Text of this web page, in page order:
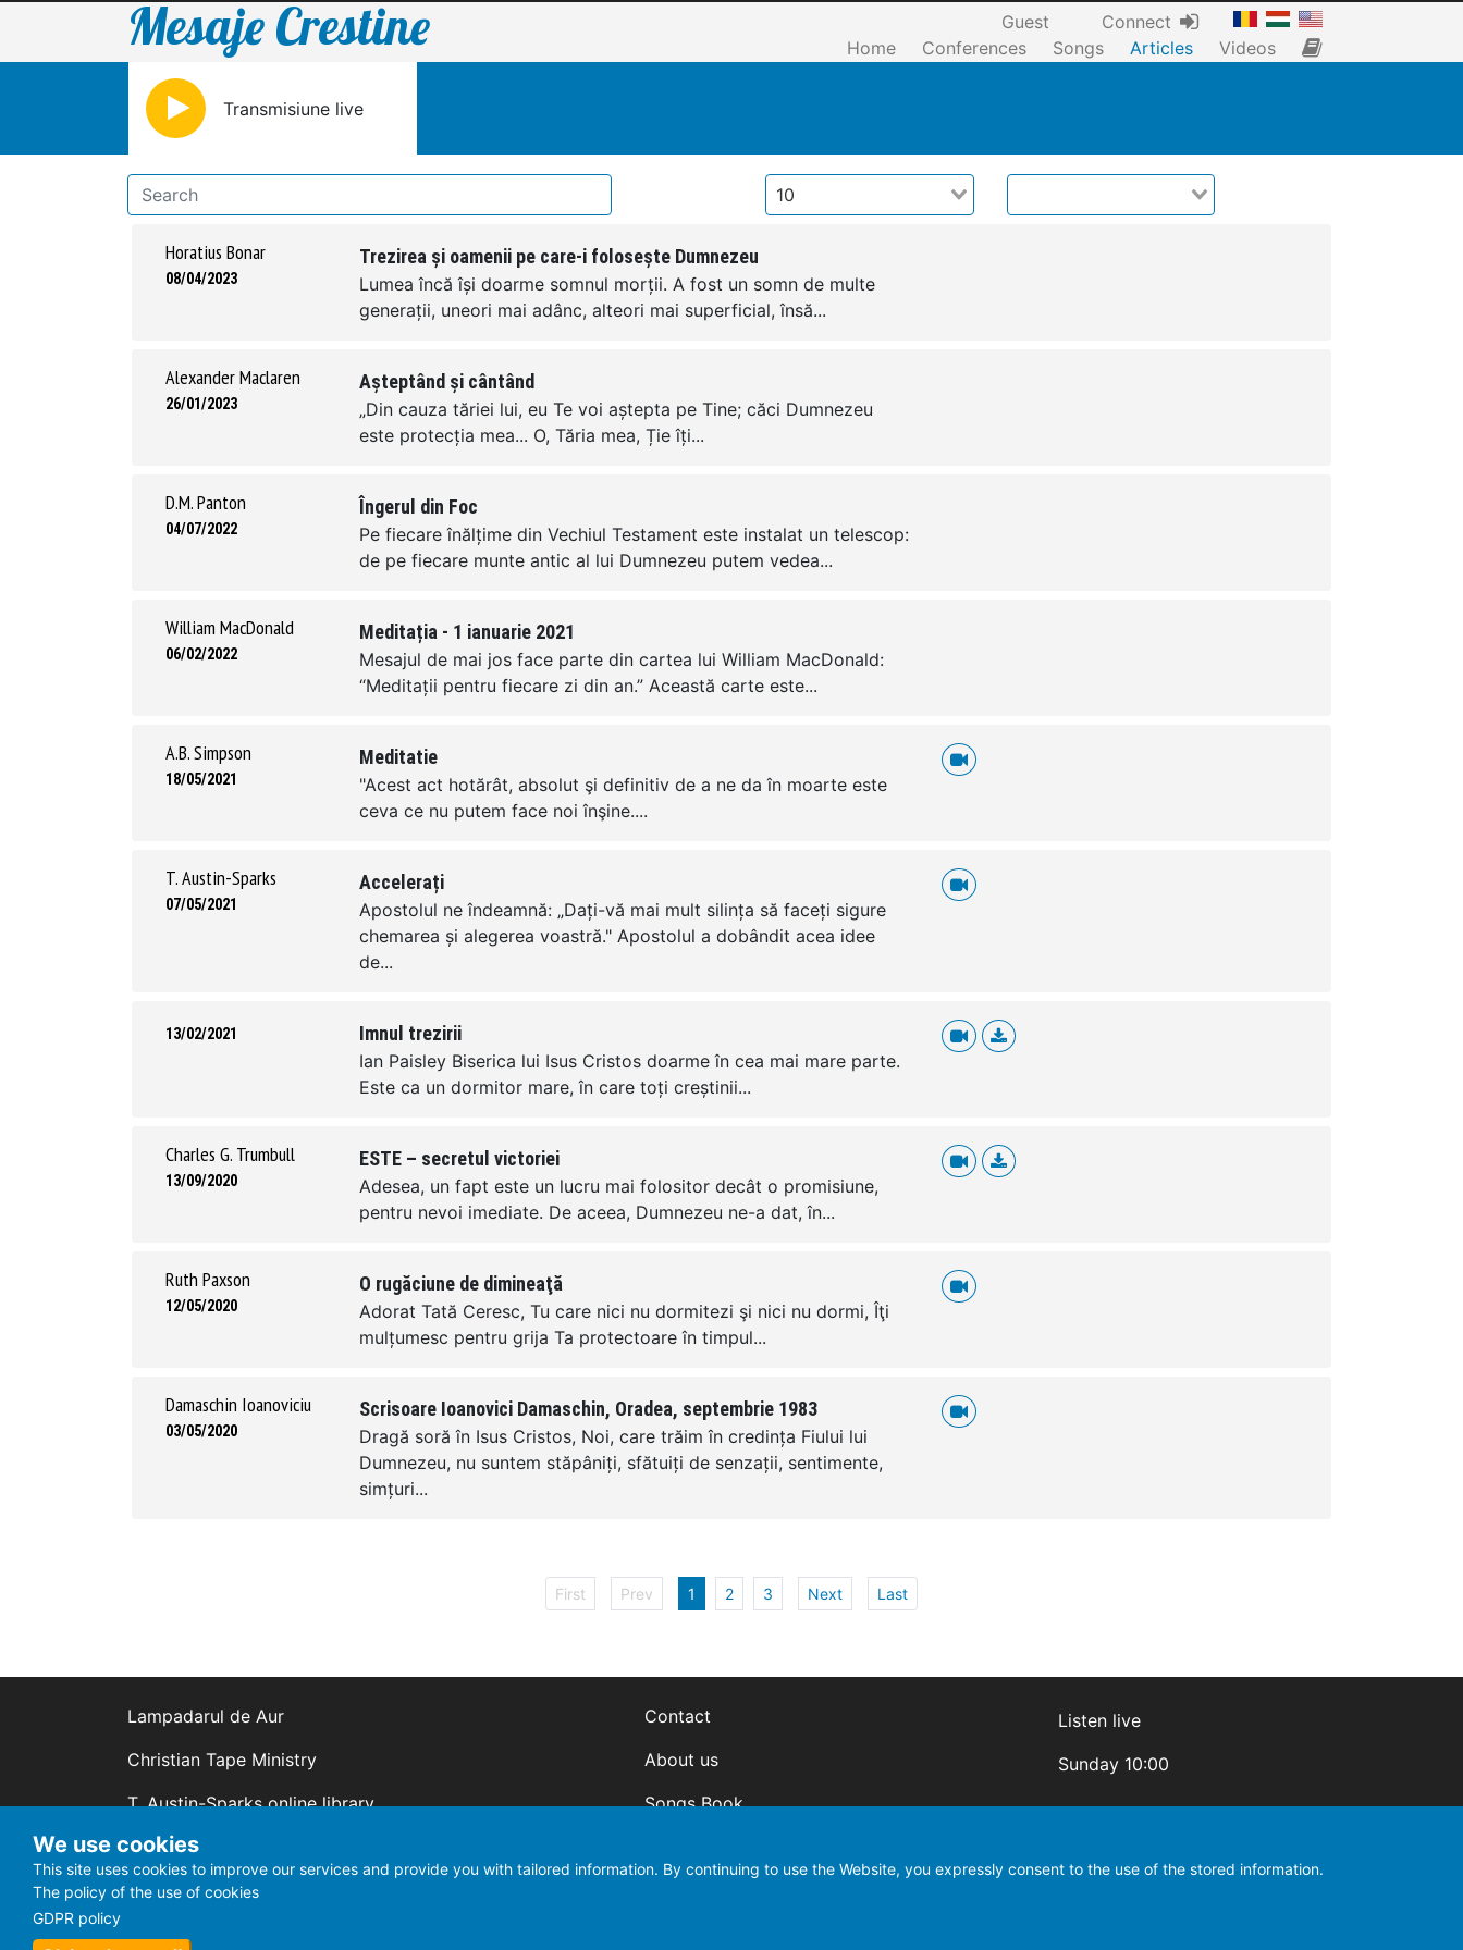
Guest Connect
Mesaje Crestine Home Conferences Songs Articles Videos
Transmisiune live
10
Horatius Bonar
08/04/2023
Trezirea și oamenii pe care-i folosește Dumnezeu
Lumea încă își doarme somnul morții. A fost un somn de multe
generații, uneori mai adânc, alteori mai superficial, însă...
Alexander Maclaren
26/01/2023
Așteptând și cântând
„Din cauza tăriei lui, eu Te voi aștepta pe Tine; căci Dumnezeu
este protecția mea... O, Tăria mea, Ție îți...
D.M. Panton
04/07/2022
Îngerul din Foc
Pe fiecare înălțime din Vechiul Testament este instalat un telescop:
de pe fiecare munte antic al lui Dumnezeu putem vedea...
William MacDonald
06/02/2022
Meditația - 1 ianuarie 2021
Mesajul de mai jos face parte din cartea lui William MacDonald:
“Meditații pentru fiecare zi din an.” Această carte este...
A.B. Simpson
18/05/2021
Meditatie
"Acest act hotărât, absolut şi definitiv de a ne da în moarte este
ceva ce nu putem face noi înşine....
T. Austin-Sparks
07/05/2021
Accelerați
Apostolul ne îndeamnă: „Dați-vă mai mult silința să faceți sigure
chemarea și alegerea voastră." Apostolul a dobândit acea idee
de...
13/02/2021 Imnul trezirii
Ian Paisley Biserica lui Isus Cristos doarme în cea mai mare parte.
Este ca un dormitor mare, în care toți creștinii...
Charles G. Trumbull
13/09/2020
ESTE – secretul victoriei
Adesea, un fapt este un lucru mai folositor decât o promisiune,
pentru nevoi imediate. De aceea, Dumnezeu ne-a dat, în...
Ruth Paxson
12/05/2020
O rugăciune de dimineaţă
Adorat Tată Ceresc, Tu care nici nu dormitezi şi nici nu dormi, Îţi
mulțumesc pentru grija Ta protectoare în timpul...
Damaschin Ioanoviciu
03/05/2020
Scrisoare Ioanovici Damaschin, Oradea, septembrie 1983
Dragă soră în Isus Cristos, Noi, care trăim în credința Fiului lui
Dumnezeu, nu suntem stăpâniți, sfătuiți de senzații, sentimente,
simțuri...
First Prev 1 2 3 Next Last
Lampadarul de Aur
Christian Tape Ministry
T. Austin-Sparks online library
Living Waters
Mesaje creștine
Contact
About us
Songs Book
Listen live
Sunday 10:00
We use cookies
This site uses cookies to improve our services and provide you with tailored information. By continuing to use the Website, you expressly consent to the use of the stored information.
The policy of the use of cookies
GDPR policy